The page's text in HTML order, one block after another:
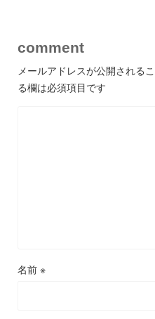
comment
メールアドレスが公開される
る欄は必須項目です
名前 ※